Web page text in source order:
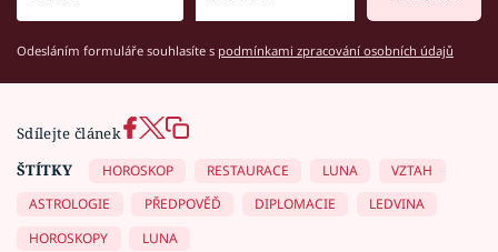
Odesláním formuláře souhlasíte s podmínkami zpracování osobních údajů
Sdílejte článek
ŠTÍTKY
HOROSKOP RESTAURACE LUNA
VZTAH
ASTROLOGIE
PŘEDPOVĚĎ DIPLOMACIE
LEDVINA
HOROSKOPY
LUNA